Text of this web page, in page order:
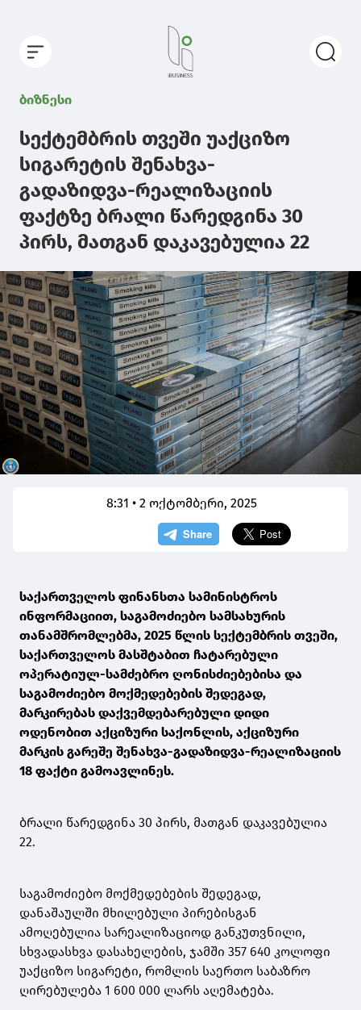
ბიზნესი
სექტემბრის თვეში უაქციზო
სიგარეტის შენახვა-
გადაზიდვა-რეალიზაციის
ფაქტზე ბრალი წარედგინა 30
პირს, მათგან დაკავებულია 22
8:31 • 2 ოქტომბერი, 2025
საქართველოს ფინანსთა სამინისტროს
ინფორმაციით, საგამოძიებო სამსახურის
თანამშრომლებმა, 2025 წლის სექტემბრის თვეში,
საქართველოს მასშტაბით ჩატარებული
ოპერატიულ-სამძებრო ღონისძიებებისა და
საგამოძიებო მოქმედებების შედეგად,
მარკირებას დაქვემდებარებული დიდი
ოდენობით აქციზური საქონლის, აქციზური
მარკის გარეშე შენახვა-გადაზიდვა-რეალიზაციის
18 ფაქტი გამოავლინეს.
ბრალი წარედგინა 30 პირს, მათგან დაკავებულია
22.
საგამოძიებო მოქმედებების შედეგად,
დანაშაულში მხილებული პირებისგან
ამოღებულია სარეალიზაციოდ განკუთვნილი,
სხვადასხვა დასახელების, ჯამში 357 640 კოლოფი
უაქციზო სიგარეტი, რომლის საერთო საბაზრო
ღირებულება 1 600 000 ლარს აღემატება.